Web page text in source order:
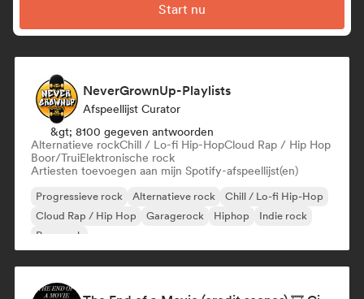
Start nu
NeverGrownUp-Playlists
Afspeellijst Curator
&gt; 8100 gegeven antwoorden
Alternatieve rockChill / Lo-fi Hip-HopCloud Rap / Hip Hop
Boor/TruiElektronische rock
Artiesten toevoegen aan mijn Spotify-afspeellijst(en)
Progressieve rock Alternatieve rock
Chill / Lo-fi Hip-Hop
Cloud Rap / Hip Hop
Garagerock Hiphop
Indie rock
Pop-punk